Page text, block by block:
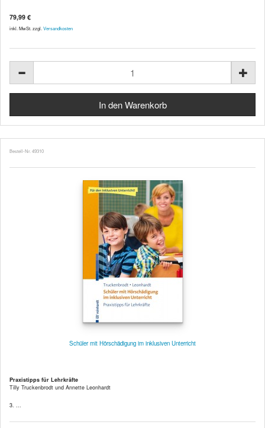
79,99 €
inkl. MwSt. zzgl. Versandkosten
Bestell-Nr. 49310
Schüler mit Hörschädigung im inklusiven Unterricht
Praxistipps für Lehrkräfte
Tilly Truckenbrodt und Annette Leonhardt
3. ...